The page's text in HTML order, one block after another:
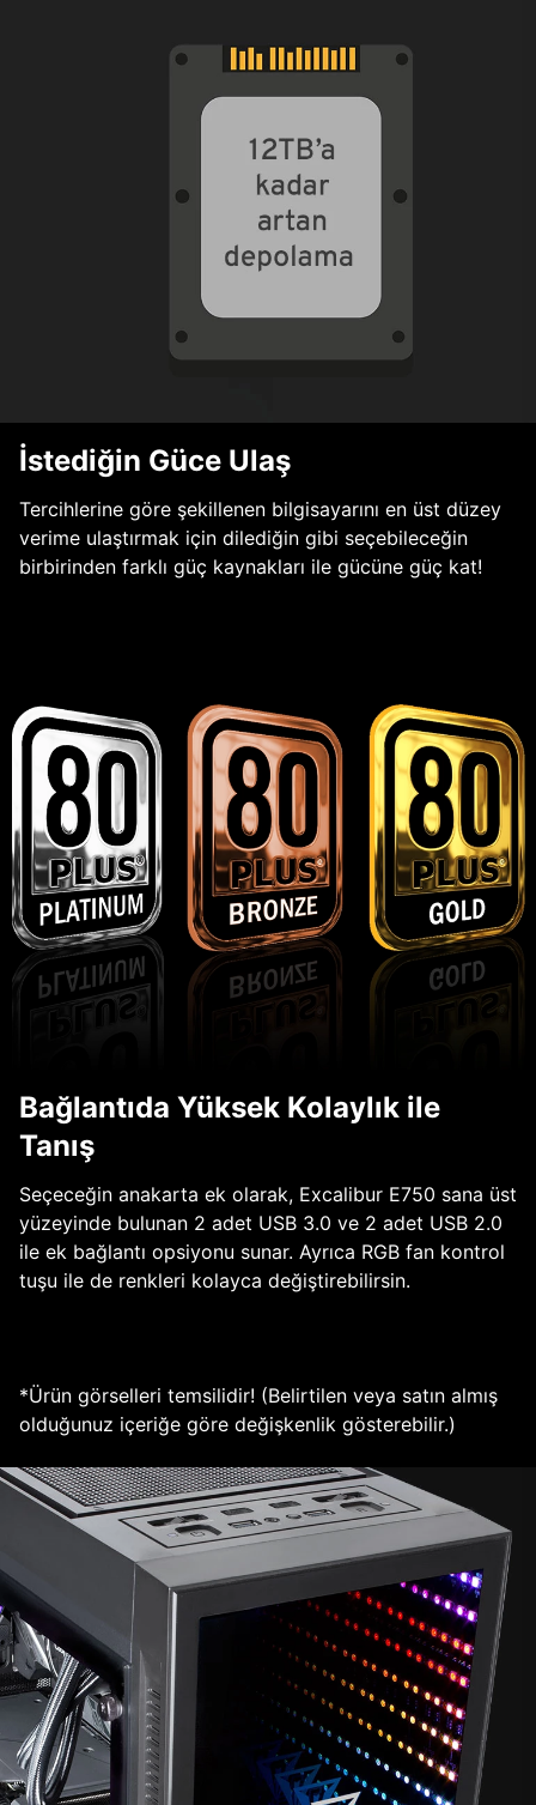
İstediğin Güce Ulaş
Tercihlerine göre şekillenen bilgisayarını en üst düzey
verime ulaştırmak için dilediğin gibi seçebileceğin
birbirinden farklı güç kaynakları ile gücüne güç kat!
Bağlantıda Yüksek Kolaylık ile
Tanış
Seçeceğin anakarta ek olarak, Excalibur E750 sana üst
yüzeyinde bulunan 2 adet USB 3.0 ve 2 adet USB 2.0
ile ek bağlantı opsiyonu sunar. Ayrıca RGB fan kontrol
tuşu ile de renkleri kolayca değiştirebilirsin.
*Ürün görselleri temsilidir! (Belirtilen veya satın almış
olduğunuz içeriğe göre değişkenlik gösterebilir.)